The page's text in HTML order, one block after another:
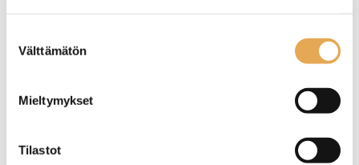
valinta
Välttämätön
Mieltymykset
Tilastot